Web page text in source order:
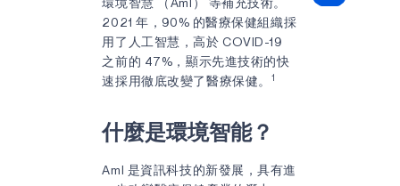
2021 年，90% 的醫療保健組織採
用了人工智慧，高於 COVID-19
之前的 47%，顯示先進技術的快
速採用徹底改變了醫療保健。
1
什麼是環境智能？
AmI 是資訊科技的新發展，具有進